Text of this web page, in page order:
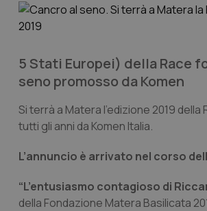
5 Stati Europei) della Race
seno promosso da Komen
Si terrà a Matera l’edizione 2019
tutti gli anni da Komen Italia.
L’annuncio è arrivato nel corso
“L’entusiasmo contagioso di
della Fondazione Matera Basilicata